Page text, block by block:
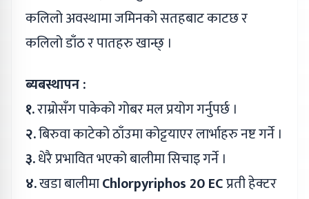
कलिलो अवस्थामा जमिनको सतहबाट काटछ र
कलिलो डाँठ र पातहरु खान्छ् ।
ब्यबस्थापन :
१.राम्रोसँग पाकेको गोबर मल प्रयोग गर्नुपर्छ ।
२.बिरुवा काटेको ठाँउमा कोट्टयाएर लार्भाहरु नष्ट गर्ने ।
३.धेरै प्रभावित भएको बालीमा सिचाइ गर्ने ।
४.खडा बालीमाChlorpyriphos 20 ECप्रती हेक्टर